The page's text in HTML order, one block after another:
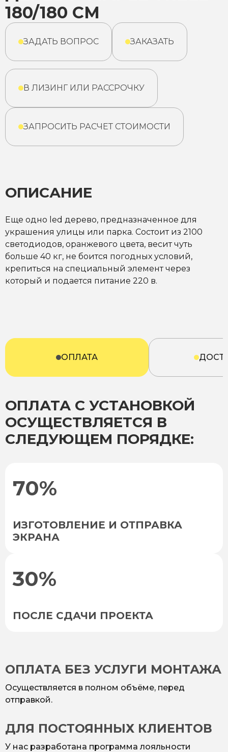
180/180 СМ
ЗАДАТЬ ВОПРОС ЗАКАЗАТЬ
В ЛИЗИНГ ИЛИ РАССРОЧКУ
ЗАПРОСИТЬ РАСЧЕТ СТОИМОСТИ
ОПИСАНИЕ
Еще одно led дерево, предназначенное для
украшения улицы или парка. Состоит из 2100
светодиодов, оранжевого цвета, весит чуть
больше 40 кг, не боится погодных условий,
крепиться на специальный элемент через
который и подается питание 220 в.
ОПЛАТА
ОПЛАТА С УСТАНОВКОЙ
ОСУЩЕСТВЛЯЕТСЯ В
СЛЕДУЮЩЕМ ПОРЯДКЕ:
70%
ИЗГОТОВЛЕНИЕ И ОТПРАВКА
ЭКРАНА
30%
ПОСЛЕ СДАЧИ ПРОЕКТА
ОПЛАТА БЕЗ УСЛУГИ МОНТАЖА
Осуществляется в полном объёме, перед
отправкой.
ДЛЯ ПОСТОЯННЫХ КЛИЕНТОВ
У нас разработана программа лояльности